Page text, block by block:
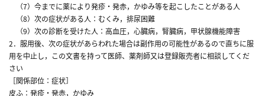
（7）今までに薬により発疹・発赤，かゆみ等を起こしたことがある人
（8）次の症状がある人：むくみ，排尿困難
（9）次の診断を受けた人：高血圧，心臓病，腎臓病，甲状腺機能障害
2．服用後、次の症状があらわれた場合は副作用の可能性があるので直ちに服
用を中止し，この文書を持って医師、薬剤師又は登録販売者に相談してくだ
さい
［関係部位：症状］
皮ふ：発疹・発赤，かゆみ